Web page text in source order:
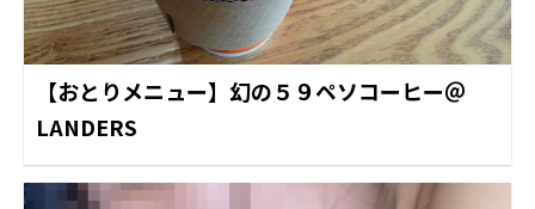
【おとりメニュー】幻の５９ペソコーヒー＠
LANDERS